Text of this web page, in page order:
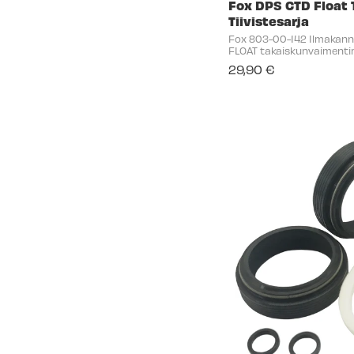
Fox DPS CTD
Tiivistesarja
Fox 803-00-142
FLOAT
29,90 €